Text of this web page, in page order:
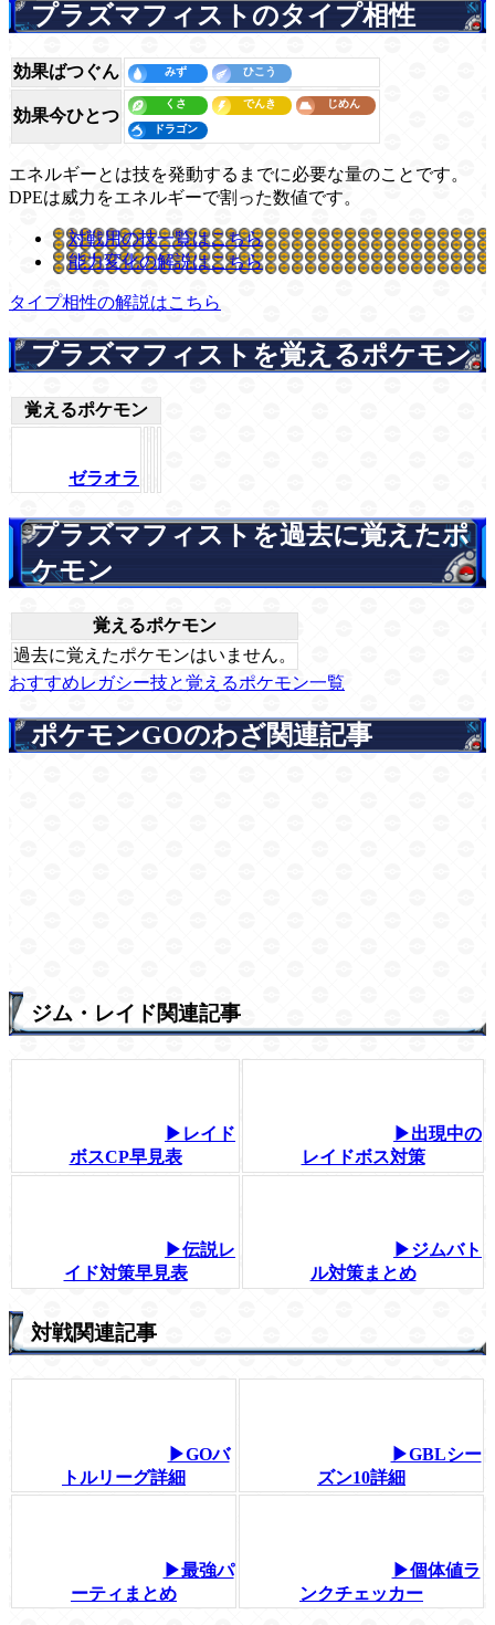
プラズマフィストのタイプ相性
効果ばつぐん
効果今ひとつ
エネルギーとは技を発動するまでに必要な量のことです。
DPEは威力をエネルギーで割った数値です。
対戦用の技一覧はこちら
能力変化の解説はこちら
タイプ相性の解説はこちら
プラズマフィストを覚えるポケモン
覚えるポケモン
ゼラオラ
プラズマフィストを過去に覚えたポ
ケモン
覚えるポケモン
過去に覚えたポケモンはいません。
おすすめレガシー技と覚えるポケモン一覧
ポケモンGOのわざ関連記事
ジム・レイド関連記事
▶レイド
ボスCP早見表
▶出現中の
レイドボス対策
▶伝説レ
イド対策早見表
▶ジムバト
ル対策まとめ
対戦関連記事
▶GOバ
トルリーグ詳細
▶GBLシー
ズン10詳細
▶最強パ
ーティまとめ
▶個体値ラ
ンクチェッカー